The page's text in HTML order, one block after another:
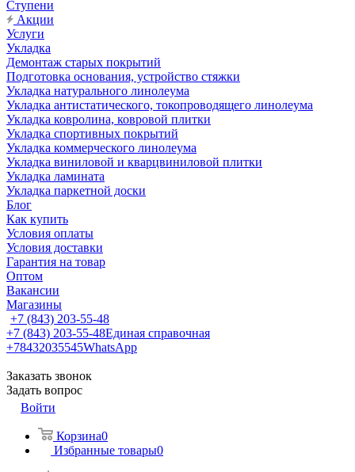
Ступени
Акции
Услуги
Укладка
Демонтаж старых покрытий
Подготовка основания, устройство стяжки
Укладка натурального линолеума
Укладка антистатического, токопроводящего линолеума
Укладка ковролина, ковровой плитки
Укладка спортивных покрытий
Укладка коммерческого линолеума
Укладка виниловой и кварцвиниловой плитки
Укладка ламината
Укладка паркетной доски
Блог
Как купить
Условия оплаты
Условия доставки
Гарантия на товар
Оптом
Вакансии
Магазины
+7 (843) 203-55-48
+7 (843) 203-55-48Единая справочная
+78432035545WhatsApp
Заказать звонок
Задать вопрос
Войти
Корзина0
Избранные товары0